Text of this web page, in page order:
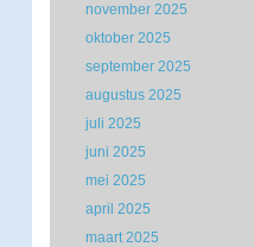
november 2025
oktober 2025
september 2025
augustus 2025
juli 2025
juni 2025
mei 2025
april 2025
maart 2025